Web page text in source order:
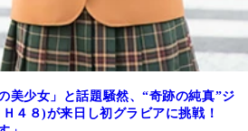
美少女」と話題騒然、“奇跡の純真”ジ
４８)が来日し初グラビアに挑戦！